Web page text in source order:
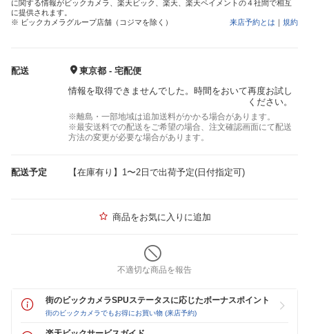
に関する情報がビックカメラ、楽天ビック、楽天、楽天ペイメントの４社間で相互
に提供されます。
※ ビックカメラグループ店舗（コジマを除く）
来店予約とは ｜ 規約
配送
東京都 - 宅配便
情報を取得できませんでした。時間をおいて再度お試し
ください。
※離島・一部地域は追加送料がかかる場合があります。
※最安送料での配送をご希望の場合、注文確認画面にて配送
方法の変更が必要な場合があります。
配送予定 【在庫有り】1〜2日で出荷予定(日付指定可)
商品をお気に入りに追加
不適切な商品を報告
街のビックカメラSPUステータスに応じたボーナスポイント
街のビックカメラでもお得にお買い物 (来店予約)